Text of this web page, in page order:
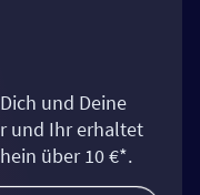
und Deine
und Ihr erhaltet
über 10 €*.